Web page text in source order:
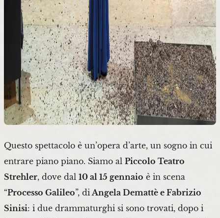
Questo spettacolo è un’opera d’arte, un sogno in cui
entrare piano piano. Siamo al Piccolo Teatro
Strehler, dove dal 10 al 15 gennaio è in scena
“Processo Galileo”, di Angela Demattè e Fabrizio
Sinisi: i due drammaturghi si sono trovati, dopo i